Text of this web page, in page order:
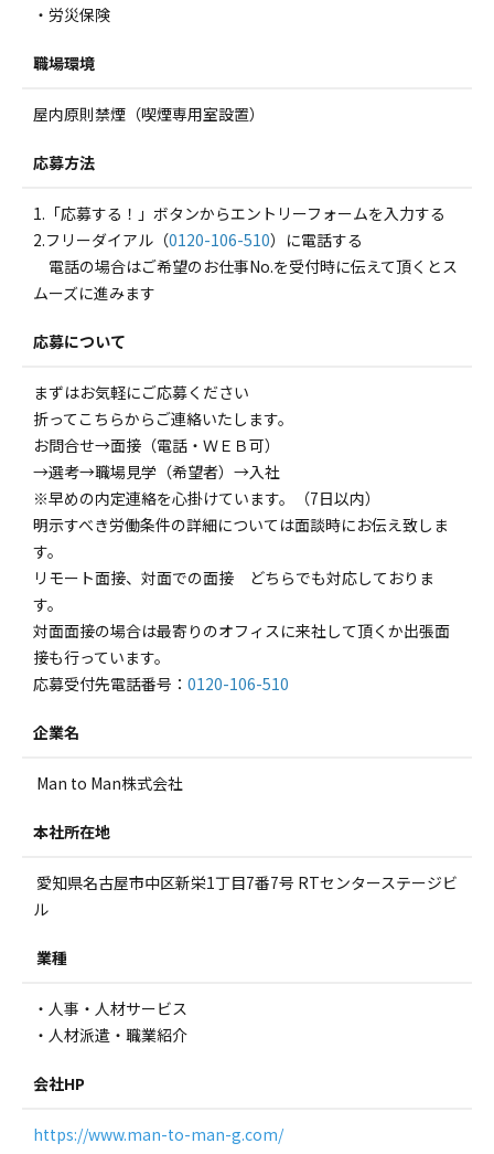
・労災保険
職場環境
屋内原則禁煙（喫煙専用室設置）
応募方法
1.「応募する！」ボタンからエントリーフォームを入力する
2.フリーダイアル（0120-106-510）に電話する
電話の場合はご希望のお仕事No.を受付時に伝えて頂くとス
ムーズに進みます
応募について
まずはお気軽にご応募ください
折ってこちらからご連絡いたします。
お問合せ→面接（電話・ＷＥＢ可）
→選考→職場見学（希望者）→入社
※早めの内定連絡を心掛けています。（7日以内）
明示すべき労働条件の詳細については面談時にお伝え致しま
す。
リモート面接、対面での面接 どちらでも対応しておりま
す。
対面面接の場合は最寄りのオフィスに来社して頂くか出張面
接も行っています。
応募受付先電話番号： 0120-106-510
企業名
Man to Man株式会社
本社所在地
愛知県名古屋市中区新栄1丁目7番7号 RTセンターステージビ
ル
業種
・人事・人材サービス
・人材派遣・職業紹介
会社HP
https://www.man-to-man-g.com/